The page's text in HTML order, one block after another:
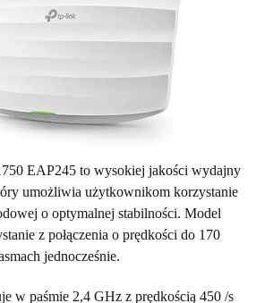
EAP245 to wysokiej jakości wydajny
umożliwia użytkownikom korzystanie
o optymalnej stabilności. Model
z połączenia o prędkości do 170
jednocześnie.
w paśmie 2,4 GHz z prędkością 450 /s